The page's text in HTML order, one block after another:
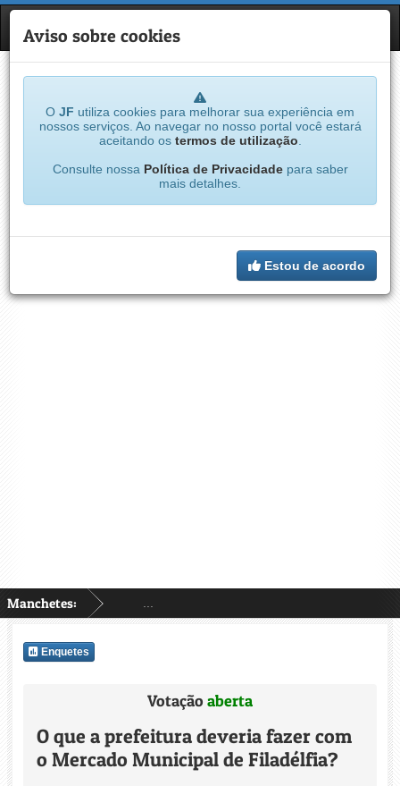
JF
Manchetes:
Aviso sobre cookies
O JF utiliza cookies para melhorar sua experiência em
nossos serviços. Ao navegar no nosso portal você estará
aceitando os termos de utilização
Consulte nossa Política de Privacidadepara saber
mais detalhes.
Estou de acordo
Enquetes
Votação aberta
O que a prefeitura deveria fazer com
o Mercado Municipal de Filadélfia?